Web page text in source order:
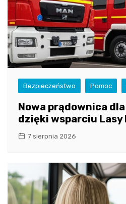
Bezpieczeństwo Pomoc
Nowa prądownica
dzięki wsparciu Lasy
7 sierpnia 2026